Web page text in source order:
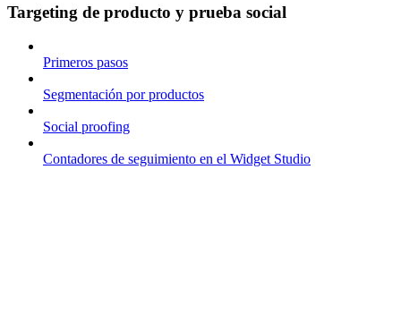
Targeting de producto y prueba social
Primeros pasos
Segmentación por productos
Social proofing
Contadores de seguimiento en el Widget Studio